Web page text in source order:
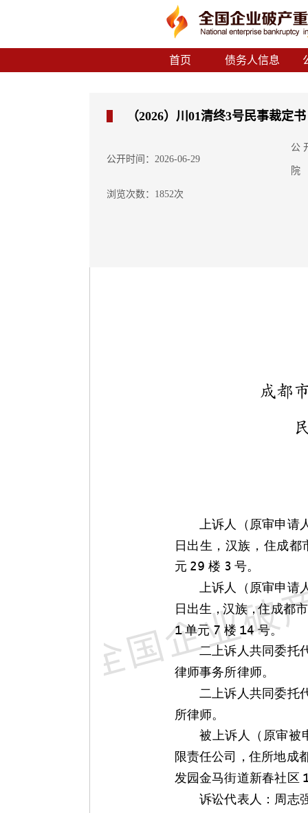
首页 债务人信息
（2026）川01清终3号民事裁定书
公开时间：2026-06-29
公
院
浏览次数：1852次